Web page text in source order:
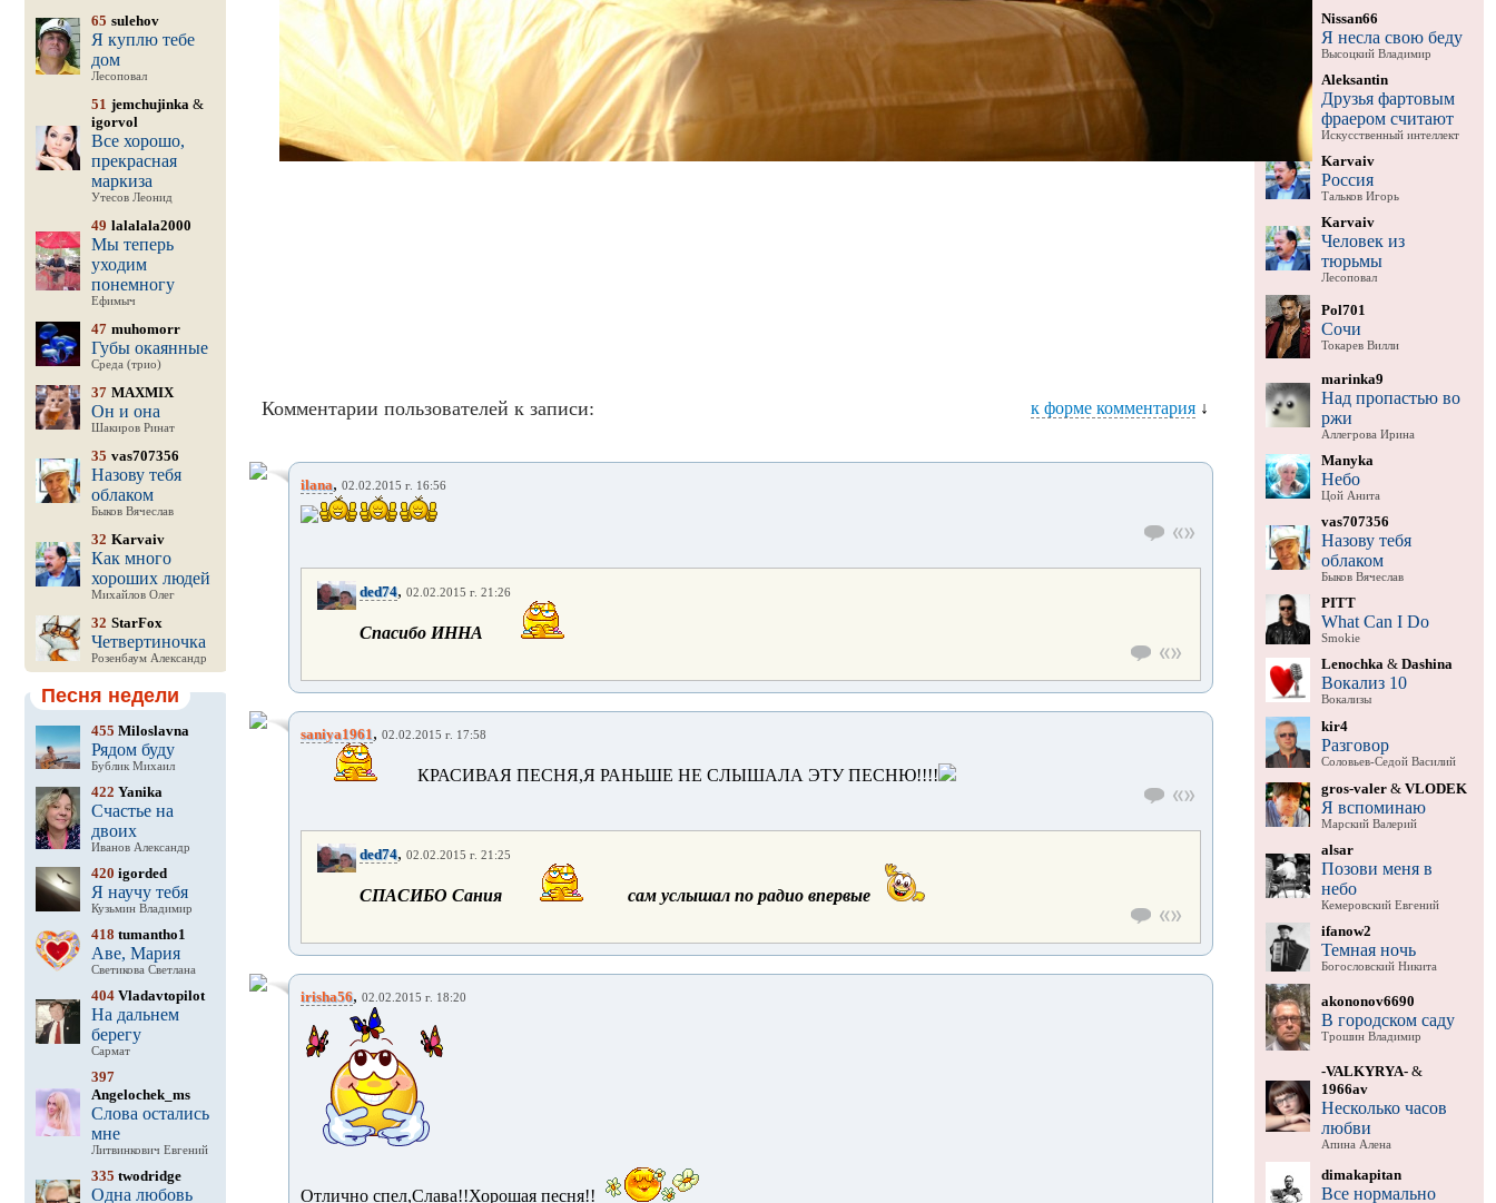
65 sulehov
Я куплю тебе
дом
Лесоповал
51 jemchujinka&
igorvol
Все хорошо,
прекрасная
маркиза
Утесов Леонид
49 lalalala2000
Мы теперь
уходим
понемногу
Ефимыч
47 muhomorr
Губы окаянные
Среда (трио)
37 MAXMIX
Он и она
Шакиров Ринат
35 vas707356
Назову тебя
облаком
Быков Вячеслав
32 Karvaiv
Как много
хороших людей
Михайлов Олег
32 StarFox
Четвертиночка
Розенбаум Александр
Песня недели
455 Miloslavna
Рядом буду
Бублик Михаил
422 Yanika
Счастье на
двоих
Иванов Александр
420 igorded
Я научу тебя
Кузьмин Владимир
418 tumantho1
Аве, Мария
Светикова Светлана
404Vladavtopilot
На дальнем
берегу
Сармат
397
Angelochek_ms
Слова остались
мне
Литвинкович Евгений
335 twodridge
Одна любовь
Комментарии пользователей к записи: к форме комментария ↓
ilana, 02.02.2015 г. 16:56
ded74, 02.02.2015 г. 21:26
Спасибо ИННА
saniya1961, 02.02.2015 г. 17:58
КРАСИВАЯ ПЕСНЯ,Я РАНЬШЕ НЕ СЛЫШАЛА ЭТУ ПЕСНЮ!!!!
ded74, 02.02.2015 г. 21:25
СПАСИБО Сания сам услышал по радио впервые
irisha56, 02.02.2015 г. 18:20
Отлично спел,Слава!!Хорошая песня!!
Nissan66
Я несла свою беду
Высоцкий Владимир
Aleksantin
Друзья фартовым
фраером считают
Искусственный интеллект
Karvaiv
Россия
Тальков Игорь
Karvaiv
Человек из
тюрьмы
Лесоповал
Pol701
Сочи
Токарев Вилли
marinka9
Над пропастью во
ржи
Аллегрова Ирина
Manyka
Небо
Цой Анита
vas707356
Назову тебя
облаком
Быков Вячеслав
PITT
What Can I Do
Smokie
Lenochka & Dashina
Вокализ 10
Вокализы
kir4
Разговор
Соловьев-Седой Василий
gros-valer& VLODEK
Я вспоминаю
Марский Валерий
alsar
Позови меня в
небо
Кемеровский Евгений
ifanow2
Темная ночь
Богословский Никита
akononov6690
В городском саду
Трошин Владимир
-VALKYRYA-&
1966av
Несколько часов
любви
Апина Алена
dimakapitan
Все нормально